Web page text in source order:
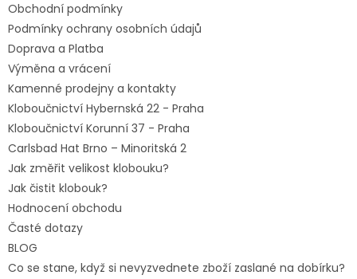
Obchodní podmínky
Podmínky ochrany osobních údajů
Doprava a Platba
Výměna a vrácení
Kamenné prodejny a kontakty
Kloboučnictví Hybernská 22 - Praha
Kloboučnictví Korunní 37 - Praha
Carlsbad Hat Brno – Minoritská 2
Jak změřit velikost klobouku?
Jak čistit klobouk?
Hodnocení obchodu
Časté dotazy
BLOG
Co se stane, když si nevyzvednete zboží zaslané na dobírku?